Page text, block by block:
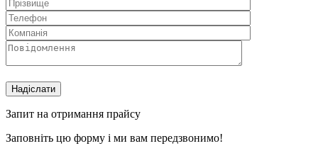
Запит на отримання прайсу
Заповніть цю форму і ми вам передзвонимо!